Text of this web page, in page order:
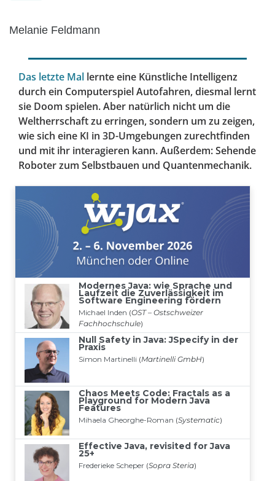
Melanie Feldmann
Das letzte Mal lernte eine Künstliche Intelligenz
durch ein Computerspiel Autofahren, diesmal lernt
sie Doom spielen. Aber natürlich nicht um die
Weltherrschaft zu erringen, sondern um zu zeigen,
wie sich eine KI in 3D-Umgebungen zurechtfinden
und mit ihr interagieren kann. Außerdem: Sehende
Roboter zum Selbstbauen und Quantenmechanik.